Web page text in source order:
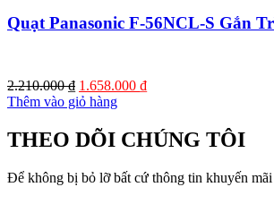
Quạt Panasonic F-56NCL-S
2.210.000₫ Giá
gốc
2.210.000 ₫.
1.658.000 ₫Giá
là:
1.658.000 ₫.
Thêm vào giỏ hàng
THEO DÕI CHÚNG TÔI
Để không bị bỏ lỡ bất cứ thông tin khuyến mãi